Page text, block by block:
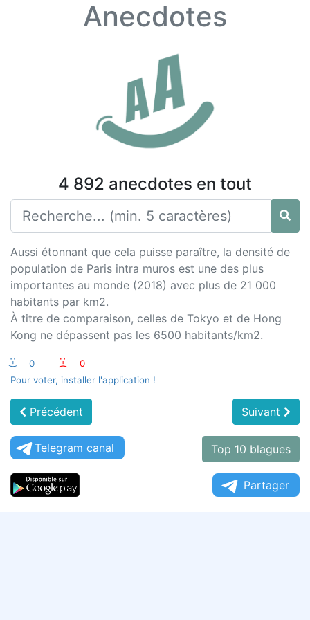
Anecdotes
4 892 anecdotes en tout
Aussi étonnant que cela puisse paraître, la densité de
population de Paris intra muros est une des plus
importantes au monde (2018) avec plus de 21 000
habitants par km2.
À titre de comparaison, celles de Tokyo et de Hong
Kong ne dépassent pas les 6500 habitants/km2.
:-) 0 :-(
0
Pour voter, installer l'application !
Précédent Suivant
Telegram canal Top 10 blagues
Partager